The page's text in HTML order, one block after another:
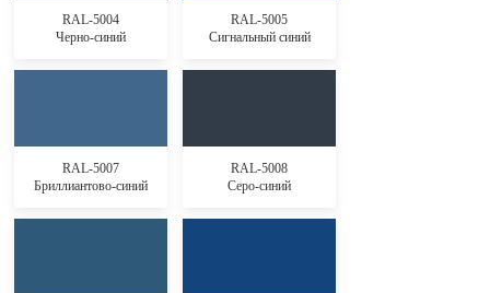
RAL-5004
Черно-синий
RAL-5005
Сигнальный синий
RAL-5007
Бриллиантово-синий
RAL-5008
Серо-синий